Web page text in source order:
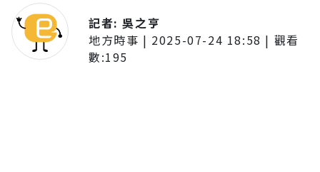
記者:吳之亨
地方時事 | 2025-07-24 18:58 | 觀看
數:195